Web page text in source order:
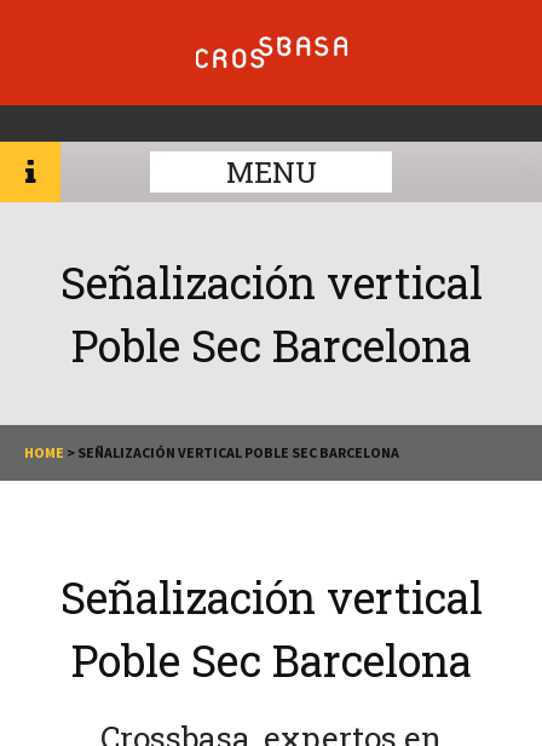
MENU
Señalización vertical
Poble Sec Barcelona
HOME > SEÑALIZACIÓN VERTICAL POBLE SEC BARCELONA
Señalización vertical
Poble Sec Barcelona
Crossbasa, expertos en